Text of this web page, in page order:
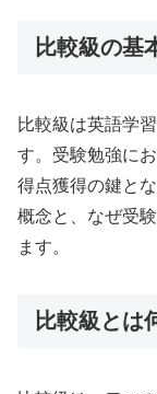
比較級の基
比較級は英語学
す。受験勉強に
得点獲得の鍵と
概念と、なぜ受
ます。
比較級とは